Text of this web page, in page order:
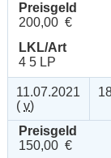
Preisgeld
200,00 €
LKL/Art
4 5 LP
11.07.2021
( v)
Preisgeld
150,00 €